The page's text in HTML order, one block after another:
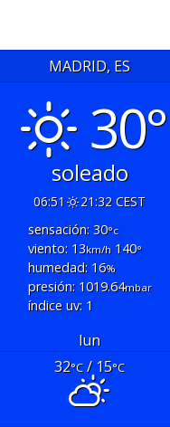
MADRID, ES
30°
soleado
06:51
21:32 CEST
sensación: 30°c
viento: 13km/h140°
humedad: 16%
presión: 1019.64mbar
índice uv: 1
lun
32°C/ 15°C